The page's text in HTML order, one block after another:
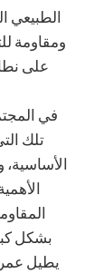
الطبيعي
ومقاومة
على
في
تلك
الأساسية،
بشكل
يطيل